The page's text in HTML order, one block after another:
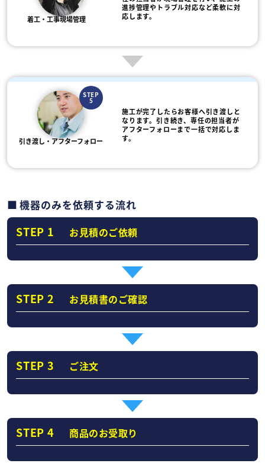
着工・工事現場管理
進捗管理やトラブル対応など柔軟に対
応します。
STEP
5
引き渡し・アフターフォロー
施工が完了したらお客様へ引き渡しと
なります。引き続き、専任の担当者が
アフターフォローまで一括で対応しま
す。
機器のみを依頼する流れ
STEP 1 お見積のご依頼
STEP 2 お見積書のご確認
STEP 3 ご注文
STEP 4 商品のお受取り